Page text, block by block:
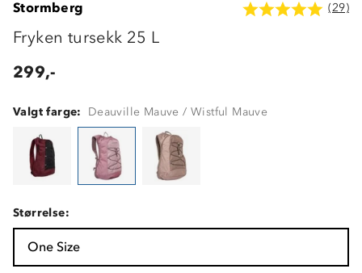
Stormberg (29)
Fryken tursekk 25 L
299,-
Valgt farge: Deauville Mauve / Wistful Mauve
Størrelse:
One Size